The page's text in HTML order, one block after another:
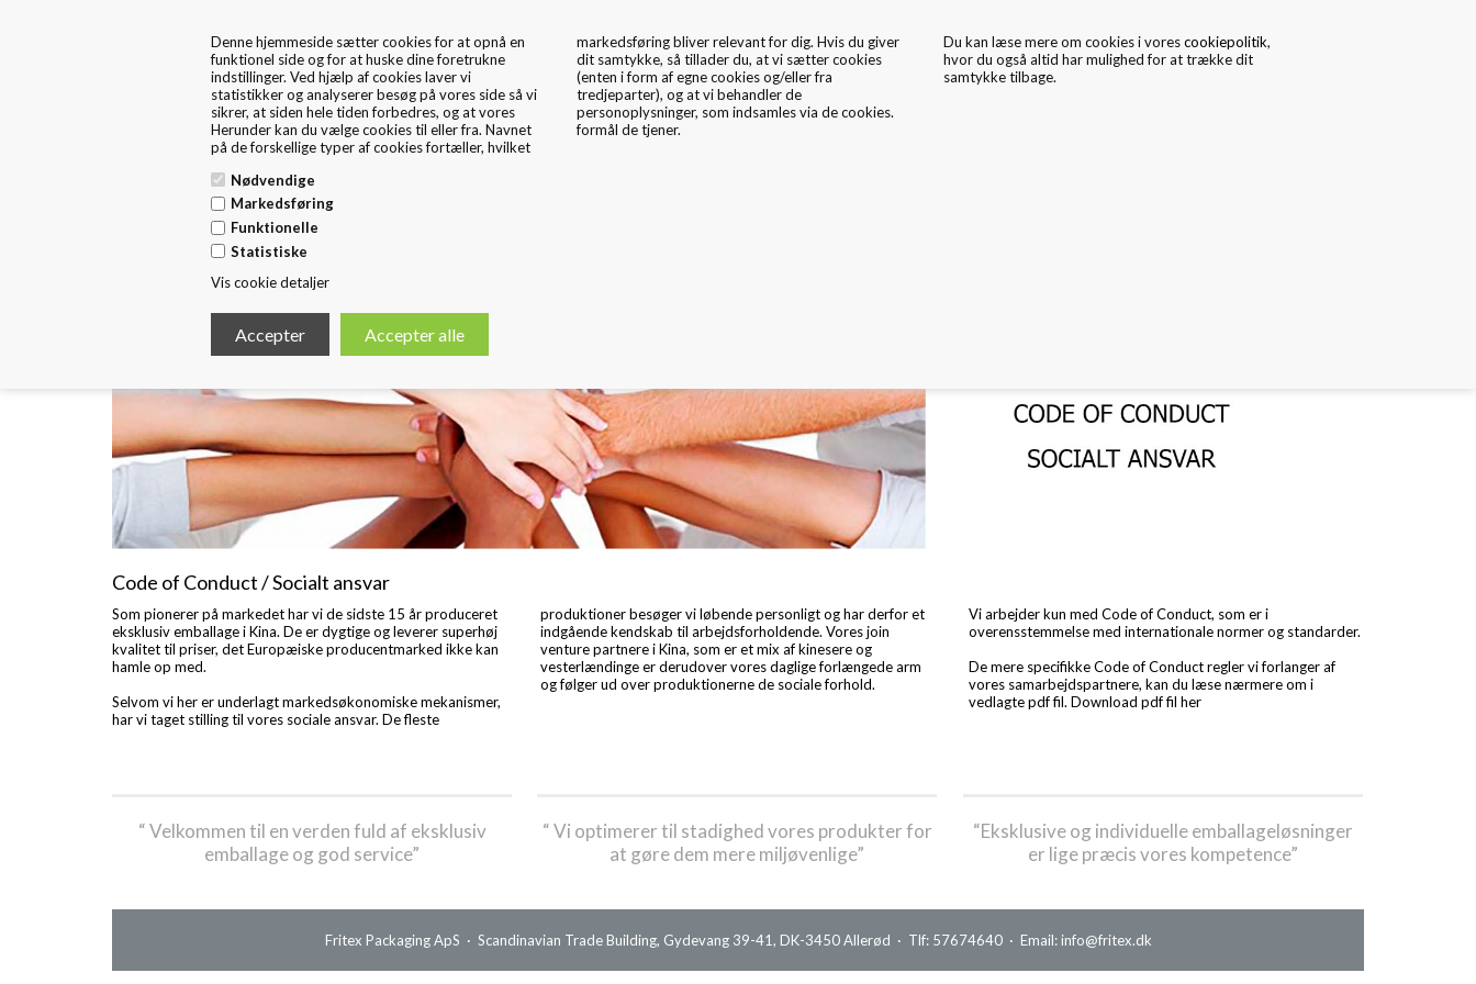
Denne hjemmeside sætter cookies for at opnå en
funktionel side og for at huske dine foretrukne
indstillinger. Ved hjælp af cookies laver vi
statistikker og analyserer besøg på vores side så vi
sikrer, at siden hele tiden forbedres, og at vores
markedsføring bliver relevant for dig. Hvis du giver
dit samtykke, så tillader du, at vi sætter cookies
(enten i form af egne cookies og/eller fra
tredjeparter), og at vi behandler de
personoplysninger, som indsamles via de cookies.
Du kan læse mere om cookies i vorescookiepolitik,
hvor du også altid har mulighed for at trække dit
samtykke tilbage.
Herunder kan du vælge cookies til eller fra. Navnet
på de forskellige typer af cookies fortæller, hvilket
formål de tjener.
Nødvendige
Markedsføring
Funktionelle
Statistiske
Vis cookie detaljer
FRA 1. MAJ ER FRITEX PACKAGING EN DEL AF HUSTED
Forside Standard Emballage
Code of Conduct / Socialt ansvar
Som pionerer på markedet har vi de sidste 15 år produceret
eksklusiv emballage i Kina. De er dygtige og leverer superhøj
kvalitet til priser, det Europæiske producentmarked ikke kan
hamle op med.
Selvom vi her er underlagt markedsøkonomiske mekanismer,
har vi taget stilling til vores sociale ansvar. De fleste
produktioner besøger vi løbende personligt og har derfor et
indgående kendskab til arbejdsforholdende. Vores join
venture partnere i Kina, som er et mix af kinesere og
vesterlændinge er derudover vores daglige forlængede arm
og følger ud over produktionerne de sociale forhold.
Vi arbejder kun med Code of Conduct, som er i
overensstemmelse med internationale normer og standarder.
De mere specifikke Code of Conduct regler vi forlanger af
vores samarbejdspartnere, kan du læse nærmere om i
vedlagte pdf fil. Download pdf fil her
“ Velkommen til en verden fuld af eksklusiv
emballage og god service”
“ Vi optimerer til stadighed vores produkter for
at gøre dem mere miljøvenlige”
“Eksklusive og individuelle emballageløsninger
er lige præcis vores kompetence”
Fritex Packaging ApS · Scandinavian Trade Building, Gydevang 39-41, DK-3450 Allerød · Tlf: 57674640 · Email: info@fritex.dk